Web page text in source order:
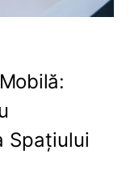
Spațiului